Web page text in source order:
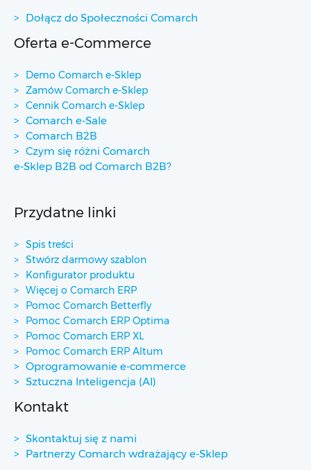
Dołącz do Społeczności Comarch
Oferta e-Commerce
Demo Comarch e-Sklep
Zamów Comarch e-Sklep
Cennik Comarch e-Sklep
Comarch e-Sale
Comarch B2B
Czym się różni Comarch
e-Sklep B2B od Comarch B2B?
Przydatne linki
Spis treści
Stwórz darmowy szablon
Konfigurator produktu
Więcej o Comarch ERP
Pomoc Comarch Betterfly
Pomoc Comarch ERP Optima
Pomoc Comarch ERP XL
Pomoc Comarch ERP Altum
Oprogramowanie e-commerce
Sztuczna Inteligencja (AI)
Kontakt
Skontaktuj się z nami
Partnerzy Comarch wdrażający e-Sklep